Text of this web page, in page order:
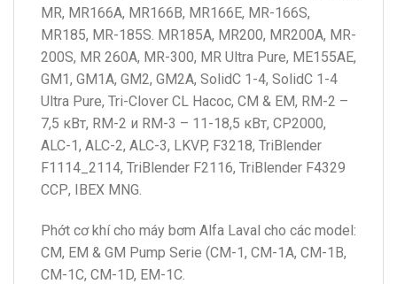
MR, MR166A, MR166B, MR166E, МR-166S,
MR185, MR-185S. MR185A, MR200, MR200A, MR-
200S, MR 260A, МR-300, MR Ultra Pure, ME155AE,
GM1, GM1A, GM2, GM2A, SolidC 1-4, SolidC 1-4
Ultra Pure, Tri-Clover CL Насос, CM & EM, RM-2 –
7,5 кВт, RM-2 и RM-3 – 11-18,5 кВт, CP2000,
ALC-1, ALC-2, ALC-3, LKVP, F3218, TriBlender
F1114_2114, TriBlender F2116, TriBlender F4329
ССР, IBEX МNG.
Phớt cơ khí cho máy bơm Alfa Laval cho các model:
CM, EM & GM Pump Serie (CM-1, CM-1A, CM-1B,
CM-1C, CM-1D, EM-1C.